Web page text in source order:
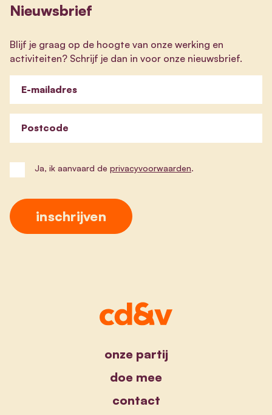
Nieuwsbrief
Blijf je graag op de hoogte van onze werking en
activiteiten? Schrijf je dan in voor onze nieuwsbrief.
E-mailadres
Postcode
Ja, ik aanvaard de privacyvoorwaarden.
onze partij
doe mee
contact